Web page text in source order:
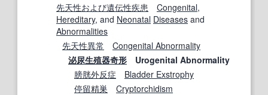
先天性および遺伝性疾患 Congenital,
Hereditary, and Neonatal Diseases and
Abnormalities
先天性異常
Congenital Abnormality
泌尿生殖器奇形 Urogenital Abnormality
膀胱外反症
Bladder Exstrophy
停留精巣
Cryptorchidism